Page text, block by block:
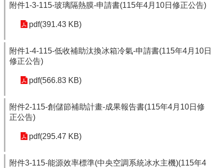
附件1-3-115-玻璃隔熱膜-申請書(115年4月10日修正公告)
pdf(391.43 KB)
附件1-4-115-低收補助汰換冰箱冷氣-申請書(115年4月10日
修正公告)
pdf(566.83 KB)
附件2-115-創儲節補助計畫-成果報告書(115年4月10日修
正公告)
pdf(295.47 KB)
附件3-115-能源效率標準(中央空調系統冰水主機)(115年4